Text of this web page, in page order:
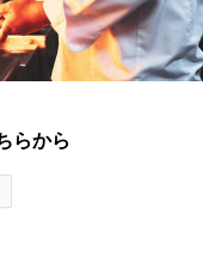
らから